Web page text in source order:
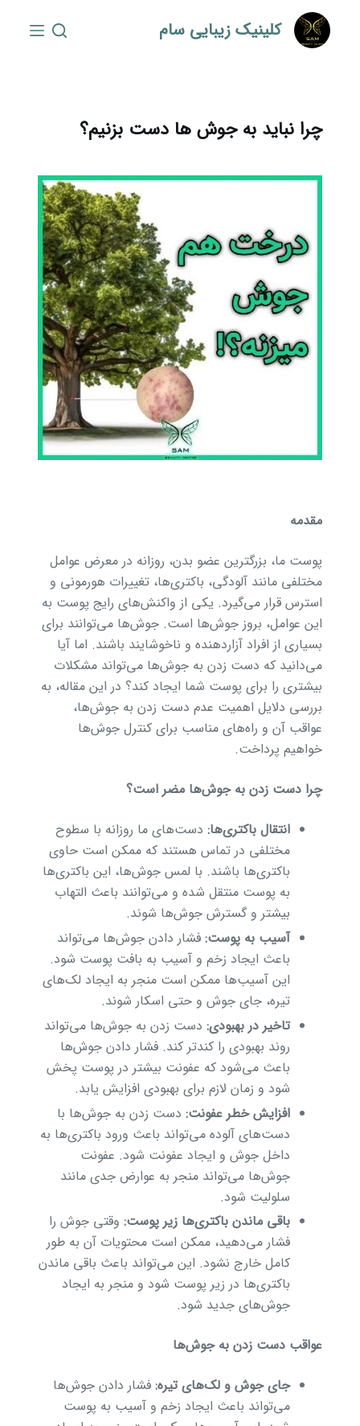
کلینیک زیبایی سام
چرا نباید به جوش ها دست بزنیم؟
مقدمه
پوست ما، بزرگترین عضو بدن، روزانه در معرض عوامل
مختلفی مانند آلودگی، باکتری‌ها، تغییرات هورمونی و
استرس قرار می‌گیرد. یکی از واکنش‌های رایج پوست به
این عوامل، بروز جوش‌ها است. جوش‌ها می‌توانند برای
بسیاری از افراد آزاردهنده و ناخوشایند باشند. اما آیا
می‌دانید که دست زدن به جوش‌ها می‌تواند مشکلات
بیشتری را برای پوست شما ایجاد کند؟ در این مقاله، به
بررسی دلایل اهمیت عدم دست زدن به جوش‌ها،
عواقب آن و راه‌های مناسب برای کنترل جوش‌ها
خواهیم پرداخت.
چرا دست زدن به جوش‌ها مضر است؟
انتقال باکتری‌ها:دست‌های ما روزانه با سطوح
مختلفی در تماس هستند که ممکن است حاوی
باکتری‌ها باشند. با لمس جوش‌ها، این باکتری‌ها
به پوست منتقل شده و می‌توانند باعث التهاب
بیشتر و گسترش جوش‌ها شوند.
آسیب به پوست:فشار دادن جوش‌ها می‌تواند
باعث ایجاد زخم و آسیب به بافت پوست شود.
این آسیب‌ها ممکن است منجر به ایجاد لک‌های
تیره، جای جوش و حتی اسکار شوند.
تاخیر در بهبودی:دست زدن به جوش‌ها می‌تواند
روند بهبودی را کندتر کند. فشار دادن جوش‌ها
باعث می‌شود که عفونت بیشتر در پوست پخش
شود و زمان لازم برای بهبودی افزایش یابد.
افزایش خطر عفونت:دست زدن به جوش‌ها با
دست‌های آلوده می‌تواند باعث ورود باکتری‌ها به
داخل جوش و ایجاد عفونت شود. عفونت
جوش‌ها می‌تواند منجر به عوارض جدی مانند
سلولیت شود.
باقی ماندن باکتری‌ها زیر پوست:وقتی جوش را
فشار می‌دهید، ممکن است محتویات آن به طور
کامل خارج نشود. این می‌تواند باعث باقی ماندن
باکتری‌ها در زیر پوست شود و منجر به ایجاد
جوش‌های جدید شود.
عواقب دست زدن به جوش‌ها
جای جوش و لک‌های تیره:فشار دادن جوش‌ها
می‌تواند باعث ایجاد زخم و آسیب به پوست